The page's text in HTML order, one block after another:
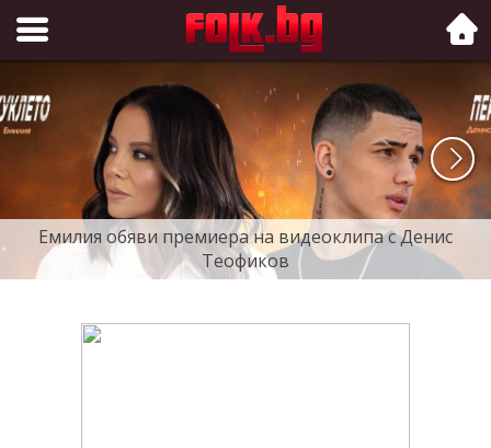
Folk.bg
Емилия обяви премиера на видеоклипа с Денис
Теофиков